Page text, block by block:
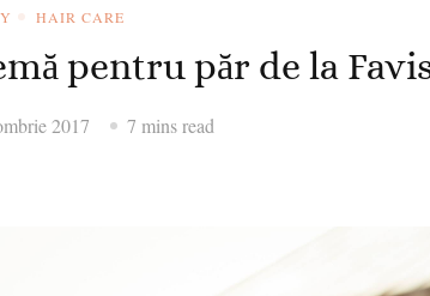
HAIR CARE
pentru păr de la
2017 7 mins read